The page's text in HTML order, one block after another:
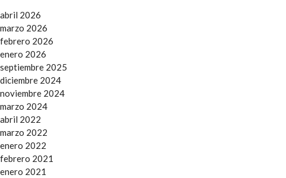
abril 2026
marzo 2026
febrero 2026
enero 2026
septiembre 2025
diciembre 2024
noviembre 2024
marzo 2024
abril 2022
marzo 2022
enero 2022
febrero 2021
enero 2021